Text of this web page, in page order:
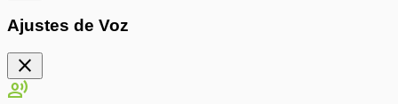
Ajustes de Voz
close
record_voice_over